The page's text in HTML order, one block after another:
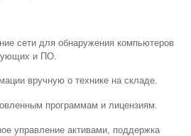
сети для обнаружения компьютеров
и ПО.
вручную о технике на складе.
программам и лицензиям.
управление активами, поддержка